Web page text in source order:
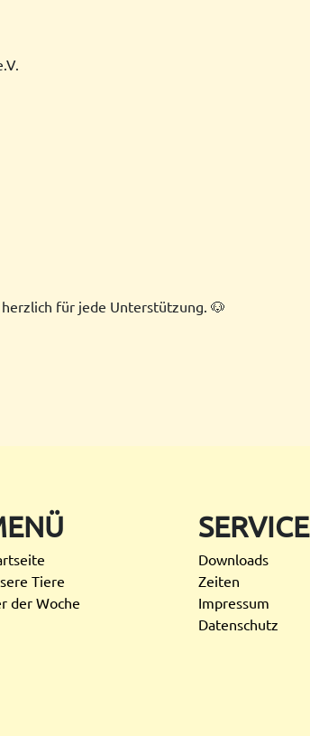
für jede Unterstützung. 🐶
Tiere
der Woche
SERVICE
Downloads
Zeiten
Impressum
Datenschutz